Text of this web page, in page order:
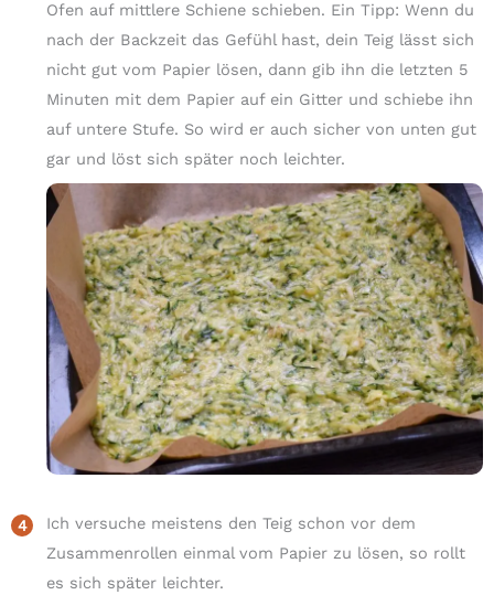
Ofen auf mittlere Schiene schieben. Ein Tipp: Wenn du
nach der Backzeit das Gefühl hast, dein Teig lässt sich
nicht gut vom Papier lösen, dann gib ihn die letzten 5
Minuten mit dem Papier auf ein Gitter und schiebe ihn
auf untere Stufe. So wird er auch sicher von unten gut
gar und löst sich später noch leichter.
Ich versuche meistens den Teig schon vor dem
Zusammenrollen einmal vom Papier zu lösen, so rollt
es sich später leichter.